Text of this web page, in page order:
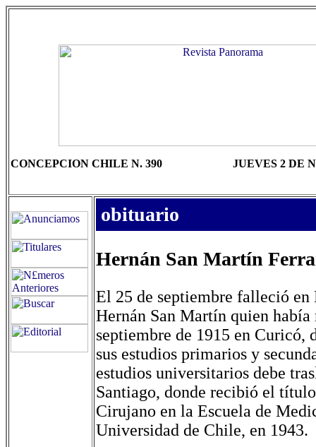
CONCEPCION CHILE N. 390 JUEVES 2 DE
obituario
Hernán San Martín
El 25 de septiembre falleció en
Hernán San Martín quien había
septiembre de 1915 en Curicó,
sus estudios primarios y
estudios universitarios debe
Santiago, donde recibió el
Cirujano en la Escuela de
Universidad de Chile, en 1943.